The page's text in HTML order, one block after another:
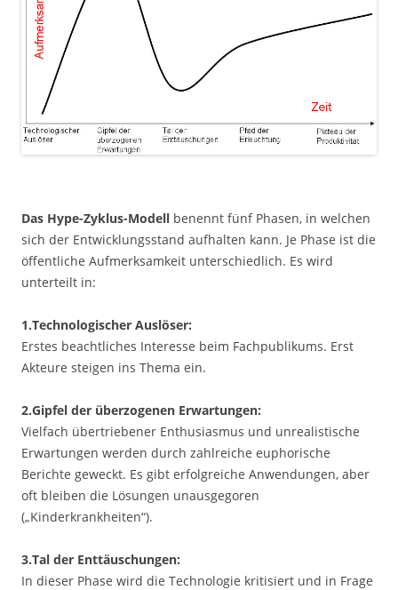
Das Hype-Zyklus-Modell benennt fünf Phasen, in welchen
sich der Entwicklungsstand aufhalten kann. Je Phase ist die
öffentliche Aufmerksamkeit unterschiedlich. Es wird
unterteilt in:
1.Technologischer Auslöser:
Erstes beachtliches Interesse beim Fachpublikums. Erst
Akteure steigen ins Thema ein.
2.Gipfel der überzogenen Erwartungen:
Vielfach übertriebener Enthusiasmus und unrealistische
Erwartungen werden durch zahlreiche euphorische
Berichte geweckt. Es gibt erfolgreiche Anwendungen, aber
oft bleiben die Lösungen unausgegoren
(„Kinderkrankheiten“).
3.Tal der Enttäuschungen:
In dieser Phase wird die Technologie kritisiert und in Frage